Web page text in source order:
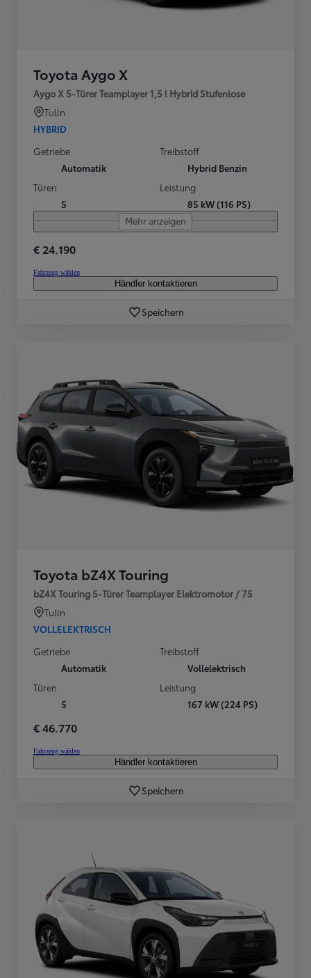
Toyota Aygo X
Aygo X 5-Türer Teamplayer 1,5 l Hybrid Stufenlose
Tulln
HYBRID
Getriebe
Automatik
Treibstoff
Hybrid Benzin
Türen
5
Leistung
85 kW (116 PS)
Mehr anzeigen
€ 24.190
Fahrzeug wählen
Händler kontaktieren
Speichern
Toyota bZ4X Touring
bZ4X Touring 5-Türer Teamplayer Elektromotor / 75
Tulln
VOLLELEKTRISCH
Getriebe
Automatik
Treibstoff
Vollelektrisch
Türen
5
Leistung
167 kW (224 PS)
€ 46.770
Fahrzeug wählen
Händler kontaktieren
Speichern